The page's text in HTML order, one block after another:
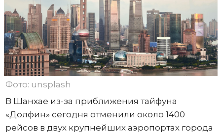
Фото: unsplash
В Шанхае из-за приближения тайфуна
«Долфин» сегодня отменили около 1400
рейсов в двух крупнейших аэропортах города